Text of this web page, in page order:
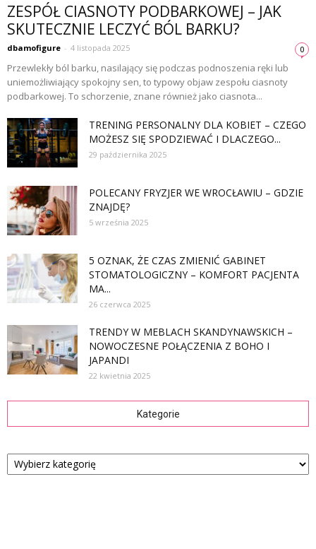
ZESPÓŁ CIASNOTY PODBARKOWEJ – JAK
SKUTECZNIE LECZYĆ BÓL BARKU?
dbamofigure - 4 listopada 2025 0
Przewlekły ból barku, nasilający się podczas podnoszenia ręki lub
uniemożliwiający spokojny sen, to typowy objaw zespołu ciasnoty
podbarkowej. To schorzenie, znane również jako ciasnota...
TRENING PERSONALNY DLA KOBIET – CZEGO
MOŻESZ SIĘ SPODZIEWAĆ I DLACZEGO...
29 października 2025
POLECANY FRYZJER WE WROCŁAWIU – GDZIE
ZNAJDĘ?
5 września 2025
5 OZNAK, ŻE CZAS ZMIENIĆ GABINET
STOMATOLOGICZNY – KOMFORT PACJENTA
MA...
26 czerwca 2025
TRENDY W MEBLACH SKANDYNAWSKICH –
NOWOCZESNE POŁĄCZENIA Z BOHO I
JAPANDI
22 kwietnia 2025
Kategorie
Kategorie